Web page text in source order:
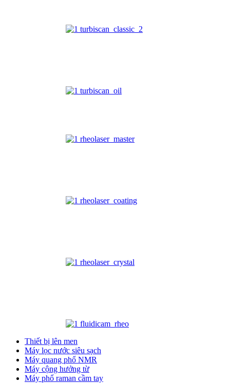
Thiết bị lên men
Máy lọc nước siêu sạch
Máy quang phổ NMR
Máy cộng hưởng từ
Máy phổ raman cầm tay